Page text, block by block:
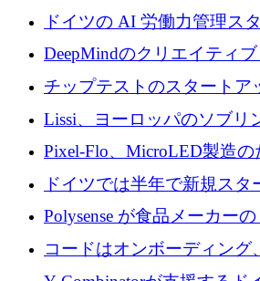
から 2,000 万ユーロ以上の
ドイツの AI 労働力管理ス
がプレシードで 220 万ドル
DeepMindのクリエイティ
立したAIライティングのス
1,300万ドルのシード投資を
チップテストのスタートア
QuantumDiamondsが株式資
を調達
Lissi、ヨーロッパのソブリ
ンティティの未来を推進す
ロを調達
Pixel-Flo、MicroLED製造
ンドで525万ポンドを獲得
ドイツでは半年で新規スタ
社という記録を目の当たり
ンブルク
Polysense が食品メーカー
張するために 1,070 万ドル
コードはオンボーディング
ス、支払いを統合するため